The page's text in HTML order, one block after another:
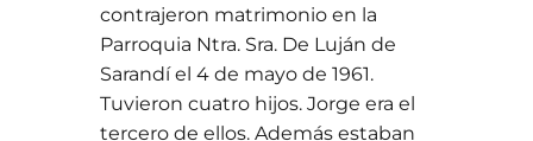
contrajeron matrimonio en la
Parroquia Ntra. Sra. De Luján de
Sarandí el 4 de mayo de 1961.
Tuvieron cuatro hijos. Jorge era el
tercero de ellos. Además estaban